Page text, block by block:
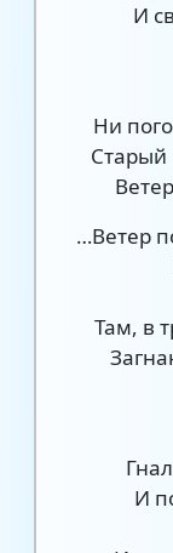
И
Ни
Старый
…Ветер
Там, в
И